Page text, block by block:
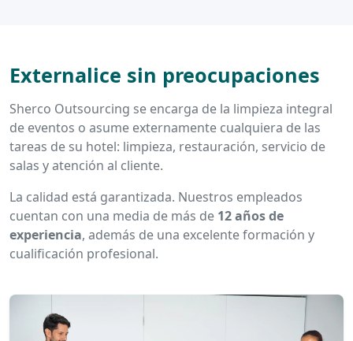
Externalice sin preocupaciones
Sherco Outsourcing se encarga de la limpieza integral
de eventos o asume externamente cualquiera de las
tareas de su hotel: limpieza, restauración, servicio de
salas y atención al cliente.
La calidad está garantizada. Nuestros empleados
cuentan con una media de más de 12 años de
experiencia, además de una excelente formación y
cualificación profesional.